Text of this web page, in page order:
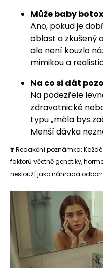
Může baby
Ano, pokud je
oblast a zkušený
ale není kouzlo
mimikou a
Na co si dát
Na podezřele
zdravotnické
typu „měla bys
Menší dávka
❣️ Redakční poznámka:
faktorů včetně genetiky,
neslouží jako náhrada